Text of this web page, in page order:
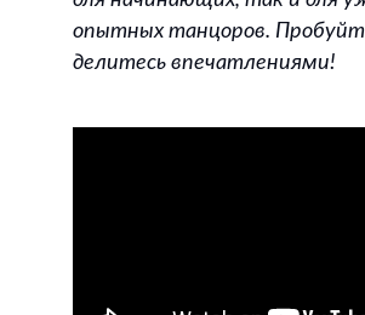
опытных танцоров.
делитесь впечатлениями!